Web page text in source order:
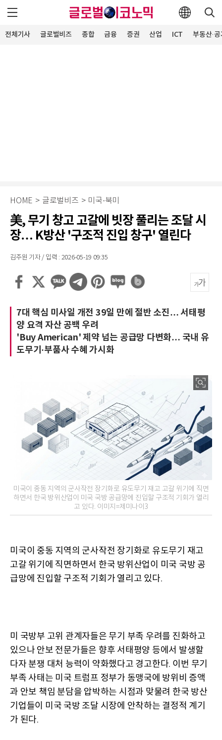
전체기사 글로벌비즈 종합 금융 증권 산업 ICT 부동산·
HOME > 글로벌비즈 > 미국·북미
美, 무기 창고 고갈에 빗장 풀리는 조달 시
장… K방산 '구조적 진입 창구' 열린다
김주원 기자 / 입력 : 2026-05-19 09:35
7대 핵심 미사일 개전 39일 만에 절반 소진… 서태평
양 요격 자산 공백 우려
'Buy American' 제약 넘는 공급망 다변화… 국내 유
도무기·부품사 수혜 가시화
미국이 중동 지역의 군사작전 장기화로 유도무기 재고 고갈 위기에 직면
하면서 한국 방위산업이 미국 국방 공급망에 진입할 구조적 기회가 열리
고 있다. 이미지=제미나이3
미국이 중동 지역의 군사작전 장기화로 유도무기 재고
고갈 위기에 직면하면서 한국 방위산업이 미국 국방 공
급망에 진입할 구조적 기회가 열리고 있다.
미 국방부 고위 관계자들은 무기 부족 우려를 진화하고
있으나 안보 전문가들은 향후 서태평양 등에서 발생할
다자 분쟁 대처 능력이 약화했다고 경고한다. 이번 무기
부족 사태는 미국 트럼프 정부가 동맹국에 방위비 증액
과 안보 책임 분담을 압박하는 시점과 맞물려 한국 방산
기업들이 미국 국방 조달 시장에 안착하는 결정적 계기
가 된다.